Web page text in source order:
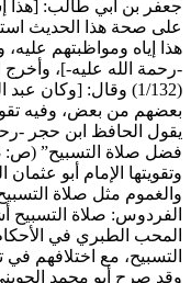
جعفر بن أبي طالب: [هذا
على صحة هذا الحديث
هذا إياه ومواظبتهم
-رحمة الله عليه-]،
(1/132) وقال: [وكان
بعضهم من بعض، وفيه
يقول الحافظ ابن حجر -
وتقويتها الإمام أبو
والغموم مثل صلاة
الفردوس: صلاة التسبيح
المحب الطبري في
التسبيح، مع اختلافهم
وقد صرح أبو محمد